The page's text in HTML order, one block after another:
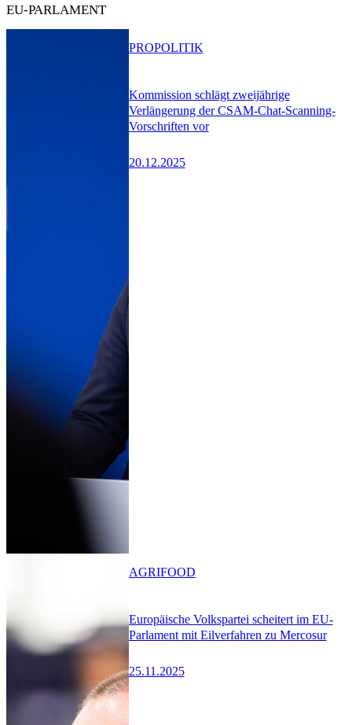
EU-PARLAMENT
Kommission schlägt zweijährige
Verlängerung der CSAM-Chat-Scanning-
Vorschriften vor
20.12.2025
PROPOLITIK
Europäische Volkspartei scheitert im EU-
Parlament mit Eilverfahren zu Mercosur
25.11.2025
AGRIFOOD